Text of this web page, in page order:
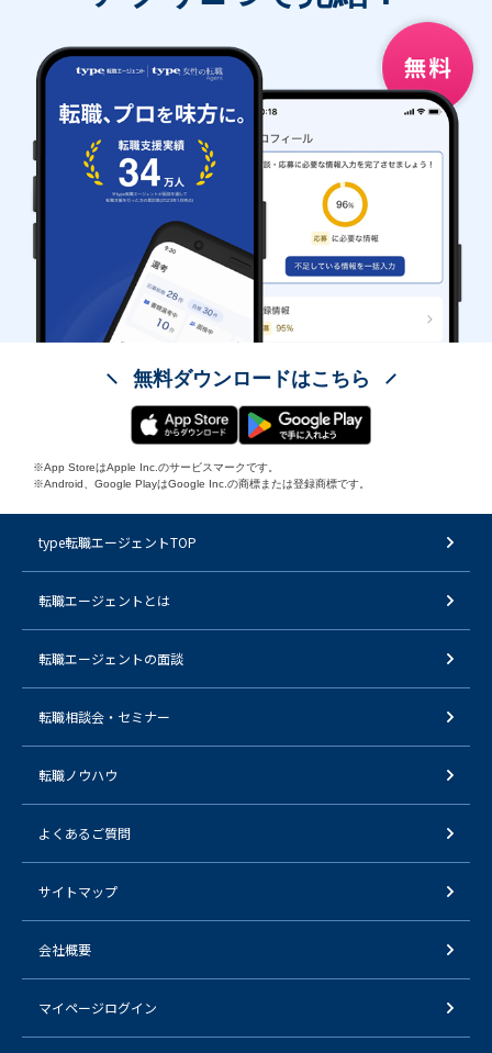
無料ダウンロードはこちら
※App StoreはApple Inc.のサービスマークです。
※Android、Google PlayはGoogle Inc.の商標または登録商標です。
type転職エージェントTOP
転職エージェントとは
転職エージェントの面談
転職相談会・セミナー
転職ノウハウ
よくあるご質問
サイトマップ
会社概要
マイページログイン